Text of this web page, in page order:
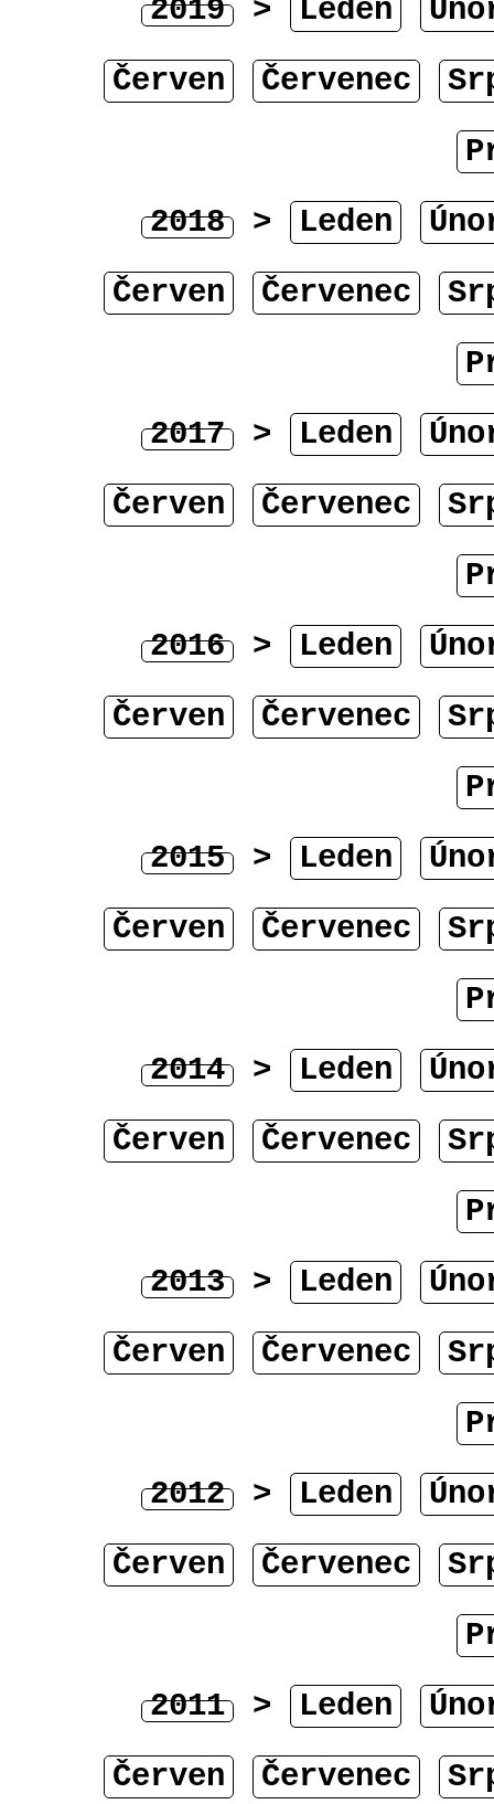
2019 > Leden
Červen
Červenec
2018 > Leden
Červen
Červenec
2017 > Leden
Červen
Červenec
2016 > Leden
Červen
Červenec
2015 > Leden
Červen
Červenec
2014 > Leden
Červen
Červenec
2013 > Leden
Červen
Červenec
2012 > Leden
Červen
Červenec
2011 > Leden
Červen
Červenec